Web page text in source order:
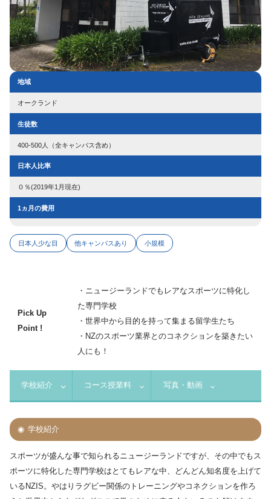
地域
オークランド
生徒数
400-500人（全キャンパス含め）
日本人比率
０％(2019年1月現在)
1ヵ月の費用
日本人少な目 他キャンパスあり 小規模
Pick Up
Point !
・ニュージーランドでもレアなスポーツに特化し
た専門学校
・世界中から目的を持って集まる留学生たち
・NZのスポーツ業界とのコネクションを築きたい
人にも！
学校紹介 コース授業料 写真・動画
学校紹介
スポーツが盛んな事で知られるニュージーランドですが、その中でもス
ポーツに特化した専門学校はとてもレアな中、どんどん知名度を上げて
いるNZIS。やはりラグビー関係のトレーニングやコネクションを作ろ